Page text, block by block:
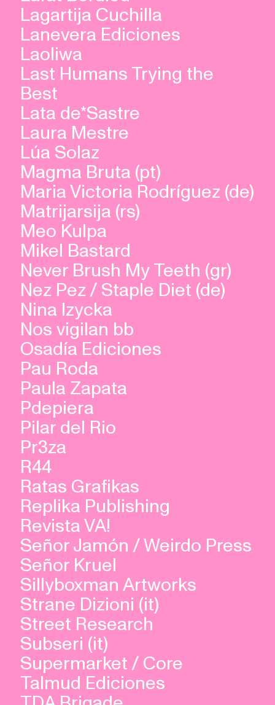
Lagartija Cuchilla
Lanevera Ediciones
Laoliwa
Last Humans Trying the
Best
Lata de*Sastre
Laura Mestre
Lúa Solaz
Magma Bruta (pt)
Maria Victoria Rodríguez (de)
Matrijarsija (rs)
Meo Kulpa
Mikel Bastard
Never Brush My Teeth (gr)
Nez Pez / Staple Diet (de)
Nina Izycka
Nos vigilan bb
Osadía Ediciones
Pau Roda
Paula Zapata
Pdepiera
Pilar del Rio
Pr3za
R44
Ratas Grafikas
Replika Publishing
Revista VA!
Señor Jamón / Weirdo Press
Señor Kruel
Sillyboxman Artworks
Strane Dizioni (it)
Street Research
Subseri (it)
Supermarket / Core
Talmud Ediciones